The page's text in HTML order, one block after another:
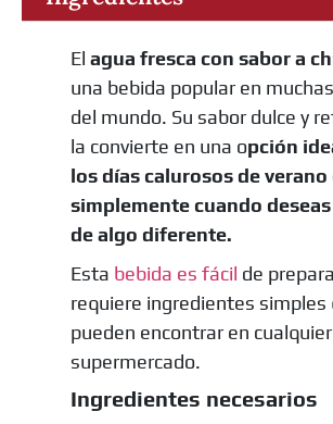
El agua fresca con sabor a
una bebida popular en
del mundo. Su sabor dulce y
la convierte en una opción
los días calurosos de verano
simplemente cuando
de algo diferente.
Esta bebida es fácil de
requiere ingredientes simples
pueden encontrar en cualquier
supermercado.
Ingredientes necesarios